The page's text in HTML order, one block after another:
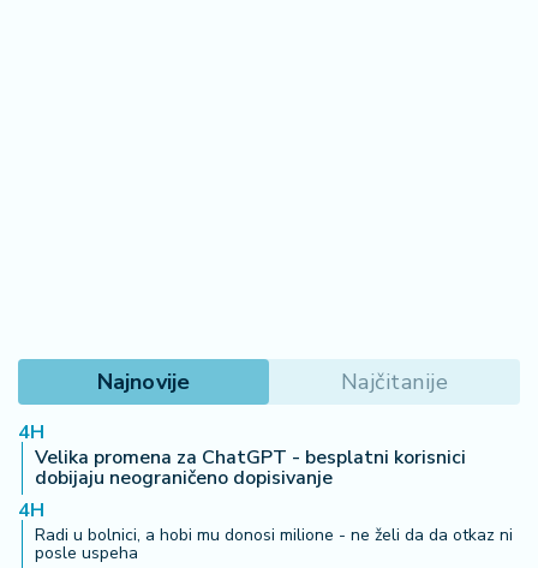
Najnovije Najčitanije
4H
Velika promena za ChatGPT - besplatni korisnici
dobijaju neograničeno dopisivanje
4H
Radi u bolnici, a hobi mu donosi milione - ne želi da da otkaz ni
posle uspeha